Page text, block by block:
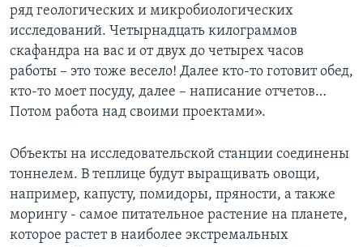
ряд геологических и микробиологических
исследований. Четырнадцать килограммов
скафандра на вас и от двух до четырех часов
работы – это тоже весело! Далее кто-то готовит обед,
кто-то моет посуду, далее – написание отчетов…
Потом работа над своими проектами».
Объекты на исследовательской станции соединены
тоннелем. В теплице будут выращивать овощи,
например, капусту, помидоры, пряности, а также
морингу - самое питательное растение на планете,
которое растет в наиболее экстремальных